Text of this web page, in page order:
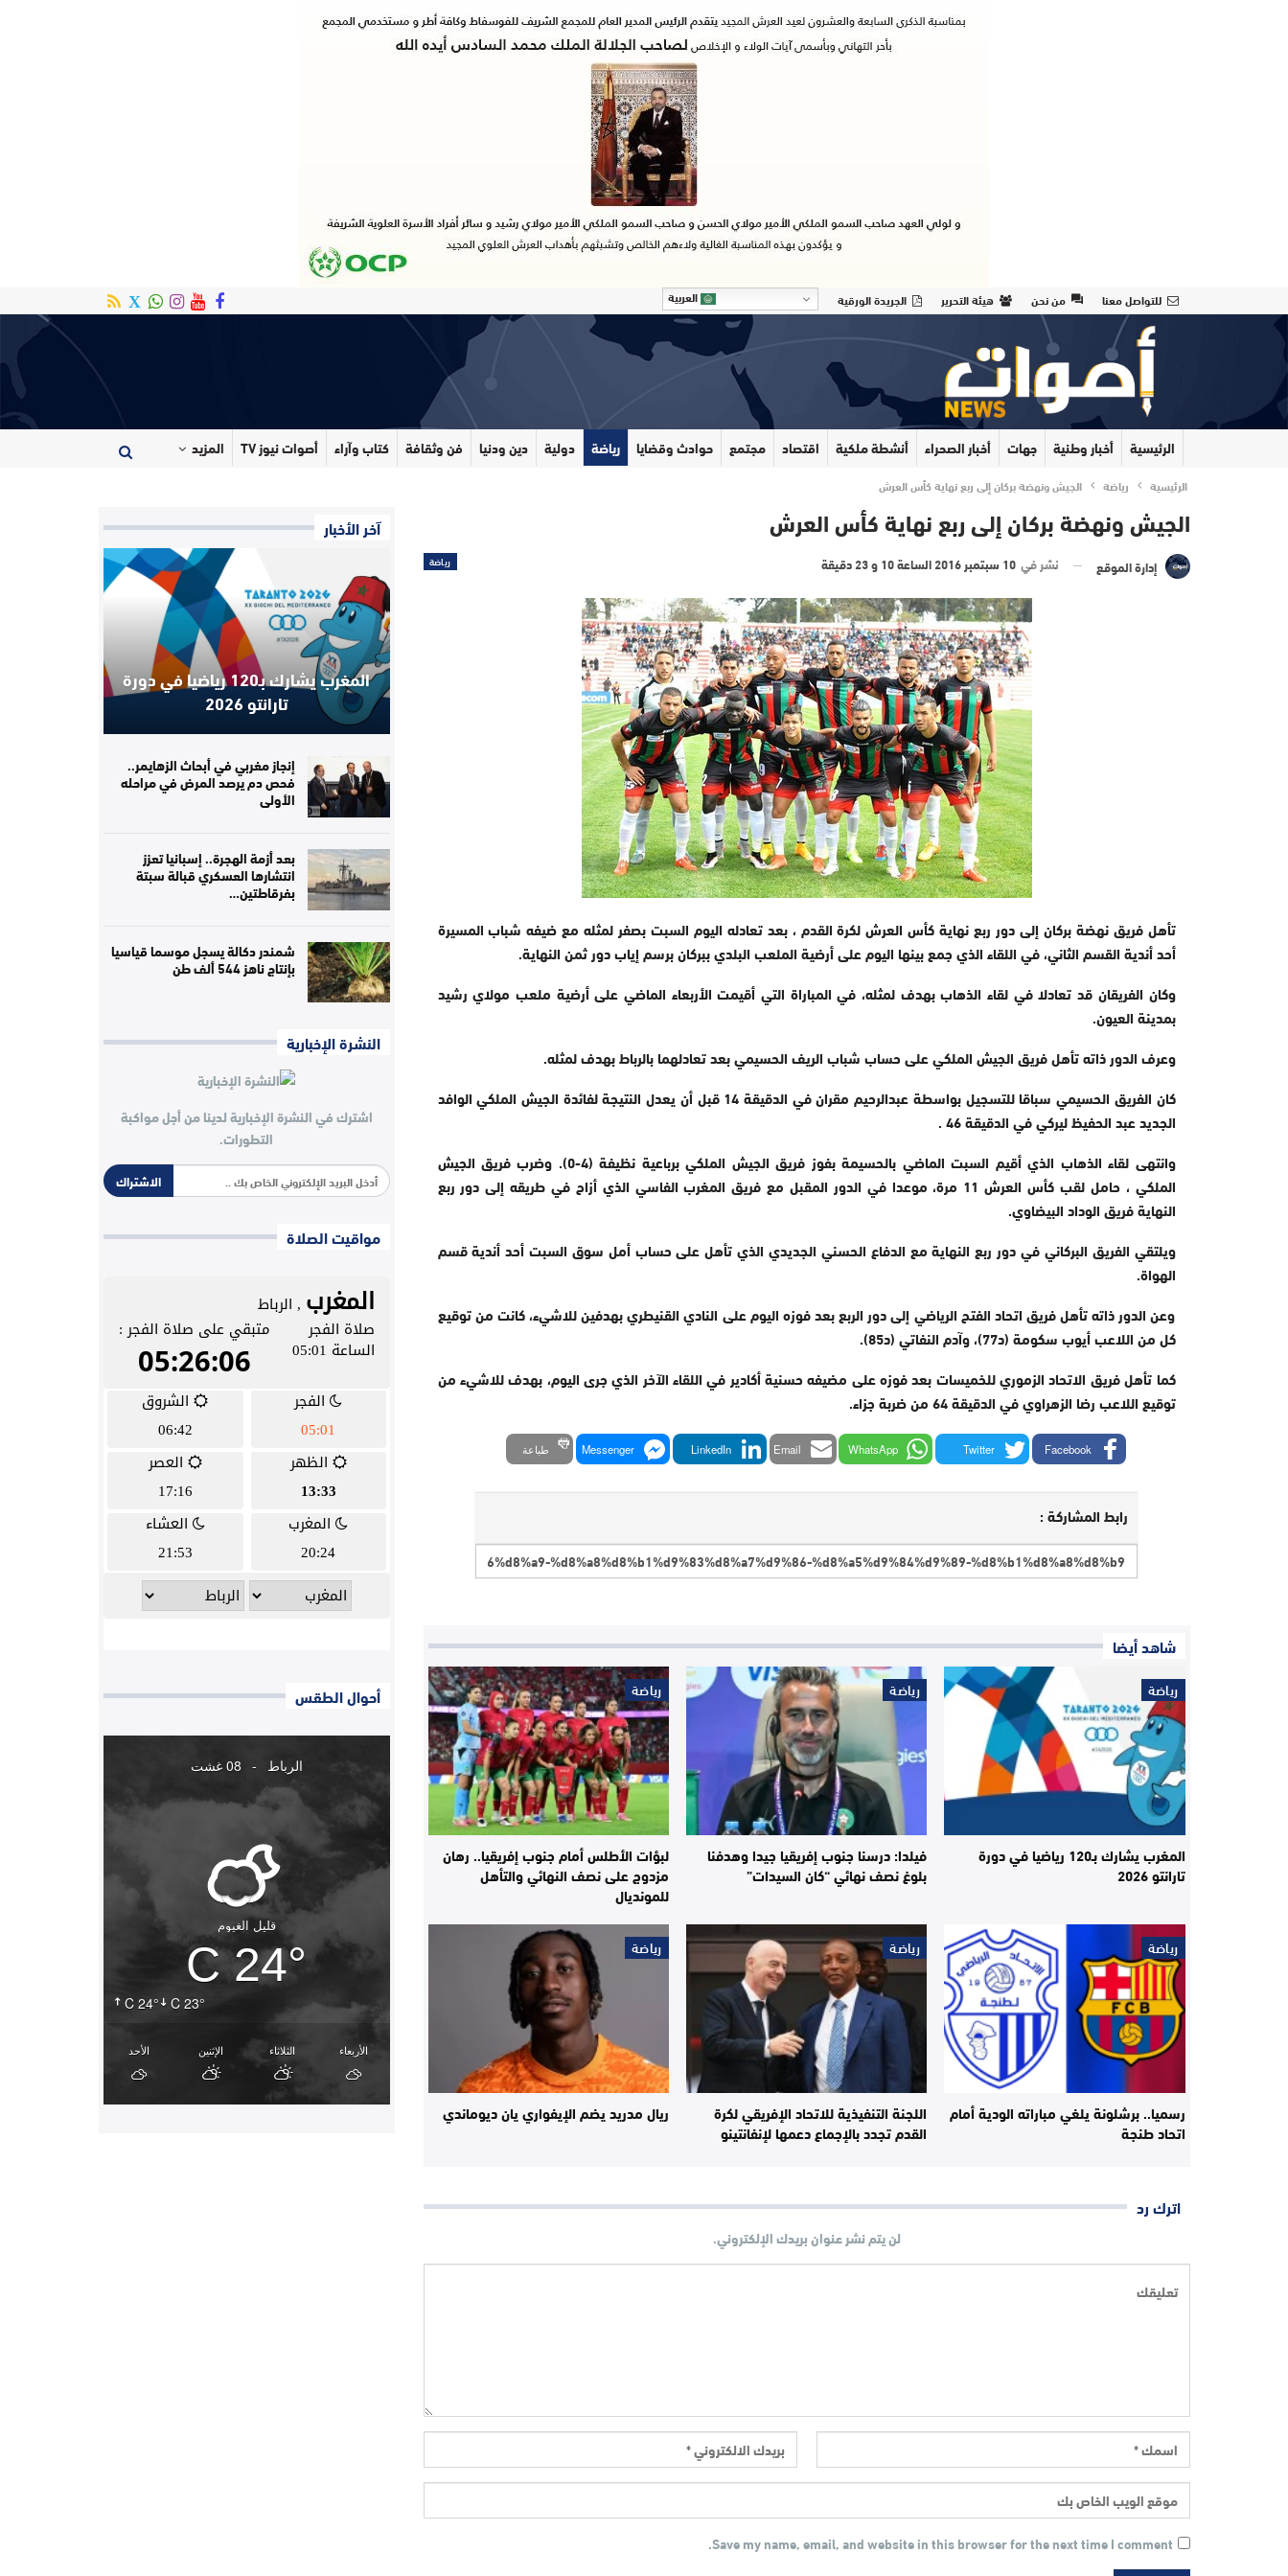
للتواصل معنا من نحن هيئة التحرير الجريدة الورقية العربية
الرئيسية أخبار وطنية جهات أخبار الصحراء أنشطة ملكية اقتصاد مجتمع حوادث وقضايا رياضة دولية دين ودنيا فن وثقافة كتاب وآراء أصوات نيوز TV المزيد
الرئيسية رياضة الجيش ونهضة بركان إلى ربع نهاية كأس العرش
الجيش ونهضة بركان إلى ربع نهاية كأس العرش
رياضة إدارة الموقع نشر في 10 سبتمبر 2016 الساعة 10 و 23 دقيقة
تأهل فريق نهضة بركان إلى دور ربع نهاية كأس العرش لكرة القدم ، بعد تعادله اليوم السبت بصفر لمثله مع ضيفه شباب المسيرة
أحد أندية القسم الثاني، في اللقاء الذي جمع بينها اليوم على أرضية الملعب البلدي ببركان برسم إياب دور ثمن النهاية.
وكان الفريقان قد تعادلا في لقاء الذهاب بهدف لمثله، في المباراة التي أقيمت الأربعاء الماضي على أرضية ملعب مولاي رشيد
بمدينة العيون.
وعرف الدور ذاته تأهل فريق الجيش الملكي على حساب شباب الريف الحسيمي بعد تعادلهما بالرباط بهدف لمثله.
كان الفريق الحسيمي سباقا للتسجيل بواسطة عبدالرحيم مقران في الدقيقة 14 قبل أن يعدل النتيجة لفائدة الجيش الملكي الوافد
الجديد عبد الحفيظ ليركي في الدقيقة 46 .
وانتهى لقاء الذهاب الذي أقيم السبت الماضي بالحسيمة بفوز فريق الجيش الملكي برباعية نظيفة (4-0). وضرب فريق الجيش
الملكي ، حامل لقب كأس العرش 11 مرة، موعدا في الدور المقبل مع فريق المغرب الفاسي الذي أزاح في طريقه إلى دور ربع
النهاية فريق الوداد البيضاوي.
ويلتقي الفريق البركاني في دور ربع النهاية مع الدفاع الحسني الجديدي الذي تأهل على حساب أمل سوق السبت أحد أندية قسم
الهواة.
وعن الدور ذاته تأهل فريق اتحاد الفتح الرياضي إلى دور الربع بعد فوزه اليوم على النادي القنيطري بهدفين للاشيء، كانت من توقيع
كل من اللاعب أيوب سكومة (د77)، وآدم النفاتي (د85).
كما تأهل فريق الاتحاد الزموري للخميسات بعد فوزه على مضيفه حسنية أكادير في اللقاء الآخر الذي جرى اليوم، بهدف للاشيء من
توقيع اللاعب رضا الزهراوي في الدقيقة 64 من ضربة جزاء.
Facebook
Twitter
WhatsApp
Email
LinkedIn
Messenger طباعة
رابط المشاركة :
شاهد أيضا
رياضة
المغرب يشارك بـ120 رياضيا في دورة
تارانتو 2026
رياضة
فيلدا: درسنا جنوب إفريقيا جيدا وهدفنا
بلوغ نصف نهائي “كان السيدات”
رياضة
لبؤات الأطلس أمام جنوب إفريقيا.. رهان
مزدوج على نصف النهائي والتأهل
للمونديال
رياضة
رسميا.. برشلونة يلغي مباراته الودية أمام
اتحاد طنجة
رياضة
اللجنة التنفيذية للاتحاد الإفريقي لكرة
القدم تجدد بالإجماع دعمها لإنفانتينو
رياضة
ريال مدريد يضم الإيفواري يان ديوماندي
اترك رد
لن يتم نشر عنوان بريدك الإلكتروني.
Save my name, email, and website in this browser for the next time I comment.
آخر الأخبار
المغرب يشارك بـ120 رياضيا في دورة
تارانتو 2026
إنجاز مغربي في أبحاث الزهايمر..
فحص دم يرصد المرض في مراحله
الأولى
بعد أزمة الهجرة.. إسبانيا تعزز
انتشارها العسكري قبالة سبتة
بفرقاطتين…
شمندر دكالة يسجل موسما قياسيا
بإنتاج ناهز 544 ألف طن
النشرة الإخبارية
اشترك في النشرة الإخبارية لدينا من أجل مواكبة
التطورات.
الاشتراك
مواقيت الصلاة
أحوال الطقس
الرباط - 08 غشت
24° C 23° C
قليل الغيوم
24° C
الأحد الإثنين الثلاثاء الأربعاء